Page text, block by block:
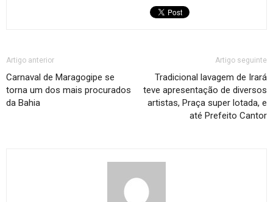
Artigo anterior
Carnaval de Maragogipe se
torna um dos mais procurados
da Bahia
Artigo seguinte
Tradicional lavagem de Irará
teve apresentação de diversos
artistas, Praça super lotada, e
até Prefeito Cantor